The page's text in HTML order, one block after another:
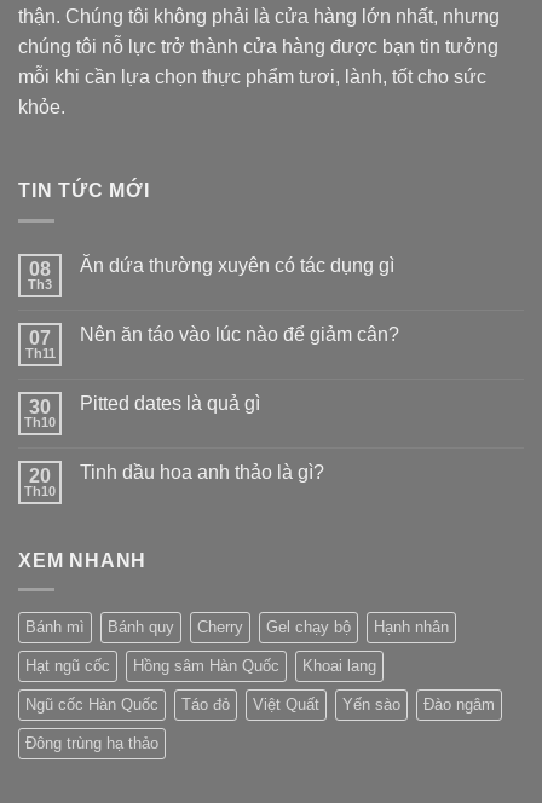
thận. Chúng tôi không phải là cửa hàng lớn nhất, nhưng
chúng tôi nỗ lực trở thành cửa hàng được bạn tin tưởng
mỗi khi cần lựa chọn thực phẩm tươi, lành, tốt cho sức
khỏe.
TIN TỨC MỚI
08
Th3
Ăn dứa thường xuyên có tác dụng gì
07
Th11
Nên ăn táo vào lúc nào để giảm cân?
30
Th10
Pitted dates là quả gì
20
Th10
Tinh dầu hoa anh thảo là gì?
XEM NHANH
Bánh mì Bánh quy Cherry Gel chạy bộ Hạnh nhân
Hạt ngũ cốc Hồng sâm Hàn Quốc Khoai lang
Ngũ cốc Hàn Quốc Táo đỏ Việt Quất Yến sào Đào ngâm
Đông trùng hạ thảo